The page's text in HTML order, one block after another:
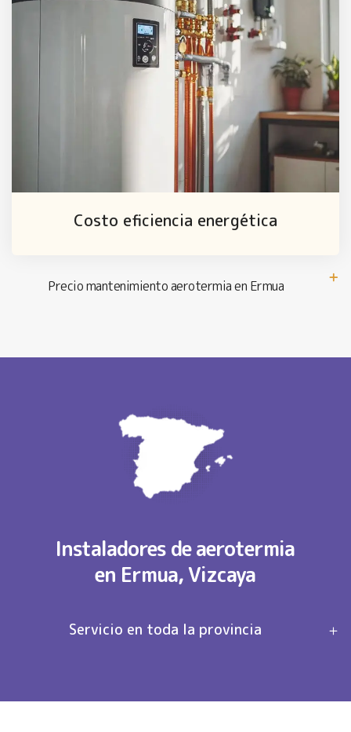
Costo eficiencia energética
Precio mantenimiento aerotermia en Ermua
Instaladores de aerotermia
en Ermua, Vizcaya
Servicio en toda la provincia